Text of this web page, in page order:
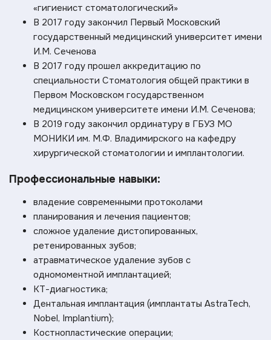
«гигиенист стоматологический»
В 2017 году закончил Первый Московский
государственный медицинский университет имени
И.М. Сеченова
В 2017 году прошел аккредитацию по
специальности Стоматология общей практики в
Первом Московском государственном
медицинском университете имени И.М. Сеченова;
В 2019 году закончил ординатуру в ГБУЗ МО
МОНИКИ им. М.Ф. Владимирского на кафедру
хирургической стоматологии и имплантологии.
Профессиональные навыки:
владение современными протоколами
планирования и лечения пациентов;
сложное удаление дистопированных,
ретенированных зубов;
атравматическое удаление зубов с
одномоментной имплантацией;
КТ-диагностика;
Дентальная имплантация (имплантаты AstraTech,
Nobel, Implantium);
Костнопластические операции;